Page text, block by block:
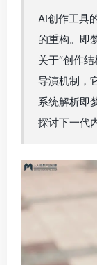
AI创作工具
的重构。即
关于“创作
导演机制，
系统解析即
探讨下一代